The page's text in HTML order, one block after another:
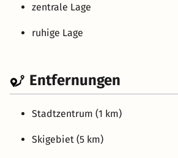
zentrale Lage
ruhige Lage
Entfernungen
Stadtzentrum (1 km)
Skigebiet (5 km)